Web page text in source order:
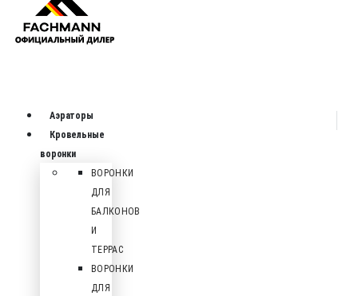
Аэраторы
Кровельные
воронки
ВОРОНКИ
ДЛЯ
БАЛКОНОВ
И
ТЕРРАС
ВОРОНКИ
ДЛЯ